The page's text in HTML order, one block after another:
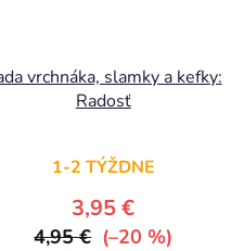
vrchnáka, slamky a kefky:
Radosť
1-2 TÝŽDNE
3,95 €
4,95 € (–20 %)